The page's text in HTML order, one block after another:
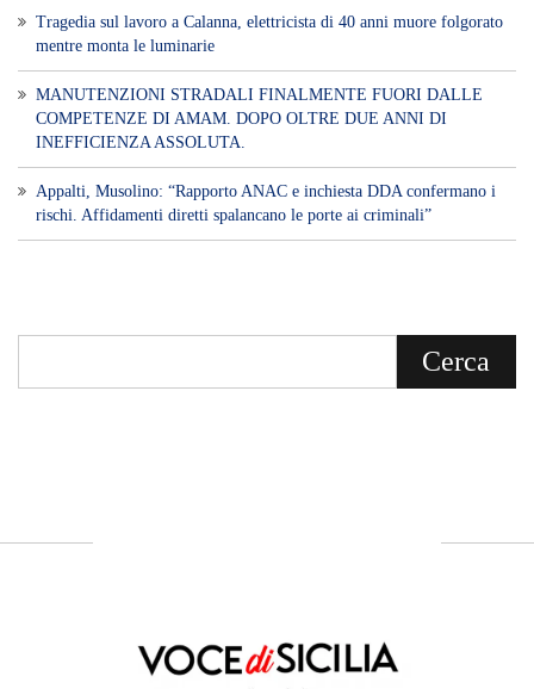
Tragedia sul lavoro a Calanna, elettricista di 40 anni muore folgorato
mentre monta le luminarie
MANUTENZIONI STRADALI FINALMENTE FUORI DALLE
COMPETENZE DI AMAM. DOPO OLTRE DUE ANNI DI
INEFFICIENZA ASSOLUTA.
​Appalti, Musolino: “Rapporto ANAC e inchiesta DDA confermano i
rischi. Affidamenti diretti spalancano le porte ai criminali”